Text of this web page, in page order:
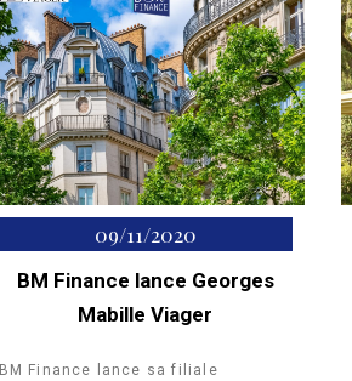
09/11/2020
BM Finance lance Georges
Mabille Viager
BM Finance lance sa filiale